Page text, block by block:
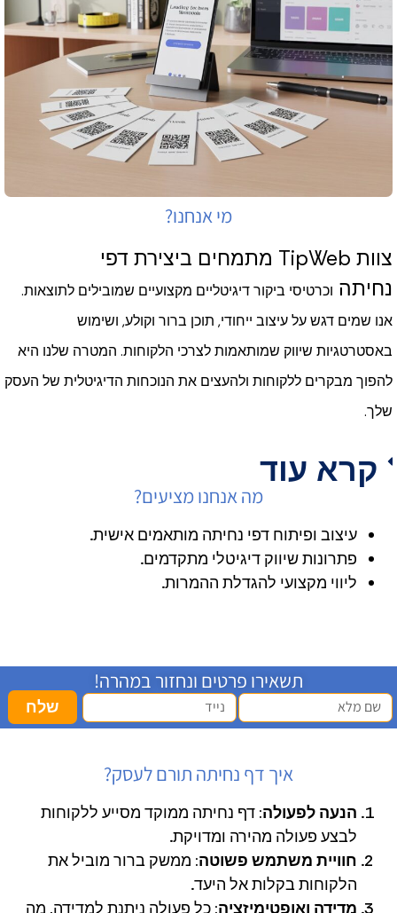
מי אנחנו?
צוות TipWeb מתמחים ביצירת דפי
נחיתה וכרטיסי ביקור דיגיטליים מקצועיים שמובילים לתוצאות.
אנו שמים דגש על עיצוב ייחודי, תוכן ברור וקולע, ושימוש
באסטרטגיות שיווק שמותאמות לצרכי הלקוחות. המטרה שלנו היא
להפוך מבקרים ללקוחות ולהעצים את הנוכחות הדיגיטלית של העסק
שלך.
קרא עוד
מה אנחנו מציעים?
עיצוב ופיתוח דפי נחיתה מותאמים אישית.
פתרונות שיווק דיגיטלי מתקדמים.
ליווי מקצועי להגדלת ההמרות.
תשאירו פרטים ונחזור במהרה!
שלח
איך דף נחיתה תורם לעסק?
הנעה לפעולה: דף נחיתה ממוקד מסייע ללקוחות
לבצע פעולה מהירה ומדויקת.
חוויית משתמש פשוטה: ממשק ברור מוביל את
הלקוחות בקלות אל היעד.
מדידה ואופטימיזציה: כל פעולה ניתנת למדידה, מה